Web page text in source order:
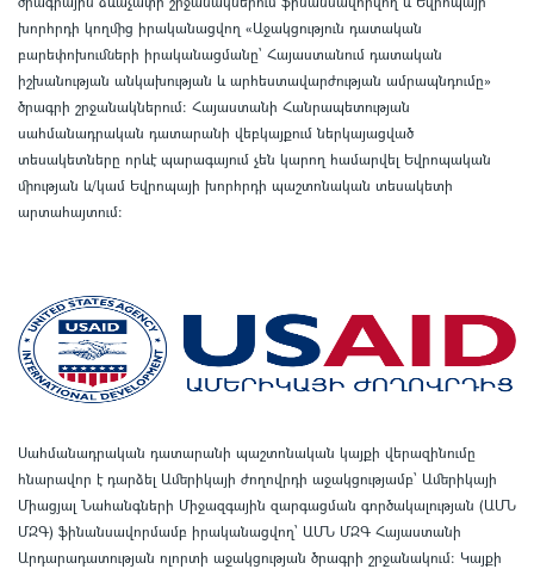
խորհրդի կողմից իրականացվող «Աջակցություն դատական
բարեփոխումների իրականացմանը` Հայաստանում դատական
իշխանության անկախության և արհեստավարժության ամրապնդումը»
ծրագրի շրջանակներում: Հայաստանի Հանրապետության
սահմանադրական դատարանի վեբկայքում ներկայացված
տեսակետները որևէ պարագայում չեն կարող համարվել Եվրոպական
միության և/կամ Եվրոպայի խորհրդի պաշտոնական տեսակետի
արտահայտում:
Սահմանադրական դատարանի պաշտոնական կայքի վերազինումը
հնարավոր է դարձել Ամերիկայի ժողովրդի աջակցությամբ՝ Ամերիկայի
Միացյալ Նահանգների Միջազգային զարգացման գործակալության (ԱՄՆ
ՄԶԳ) ֆինանսավորմամբ իրականացվող՝ ԱՄՆ ՄԶԳ Հայաստանի
Արդարադատության ոլորտի աջակցության ծրագրի շրջանակում: Կայքի